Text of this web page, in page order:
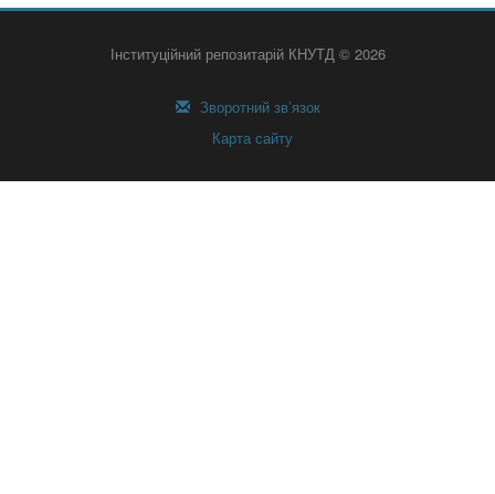
Інституційний репозитарій КНУТД © 2026
Зворотний зв’язок
Карта сайту